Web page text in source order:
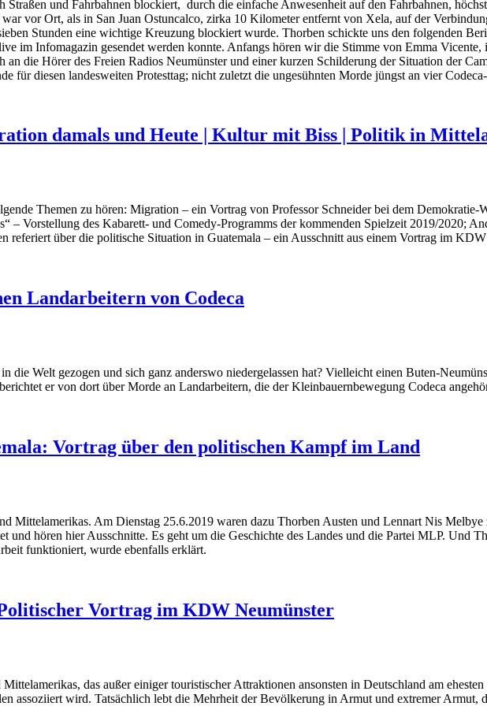
und Fahrbahnen blockiert, durch die einfache Anwesenheit auf den Fahrbahnen,
vor Ort, als in San Juan Ostuncalco, zirka 10 Kilometer entfernt von Xela, auf der
Stunden eine wichtige Kreuzung blockiert wurde. Thorben schickte uns den folgenden
im Infomagazin gesendet werden konnte. Anfangs hören wir die Stimme von Emma Vicente,
die Hörer des Freien Radios Neumünster und einer kurzen Schilderung der Situation der
für diesen landesweiten Protesttag; nicht zuletzt die ungesühnten Morde jüngst an vier
damals und Heute | Kultur mit Biss | Politik in
Themen zu hören: Migration – ein Vortrag von Professor Schneider bei dem
– Vorstellung des Kabarett- und Comedy-Programms der kommenden Spielzeit 2019/2020;
referiert über die politische Situation in Guatemala – ein Ausschnitt aus einem Vortrag im KDW
Landarbeitern von Codeca
die Welt gezogen und sich ganz anderswo niedergelassen hat? Vielleicht einen Buten-
er von dort über Morde an Landarbeitern, die der Kleinbauernbewegung Codeca
Vortrag über den politischen Kampf im Land
Mittelamerikas. Am Dienstag 25.6.2019 waren dazu Thorben Austen und Lennart Nis
und hören hier Ausschnitte. Es geht um die Geschichte des Landes und die Partei MLP. Und
funktioniert, wurde ebenfalls erklärt.
Vortrag im KDW Neumünster
das außer einiger touristischer Attraktionen ansonsten in Deutschland am
assoziiert wird. Tatsächlich lebt die Mehrheit der Bevölkerung in Armut und extremer Armut,